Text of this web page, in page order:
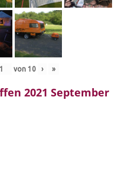
von 10 › »
2021 September